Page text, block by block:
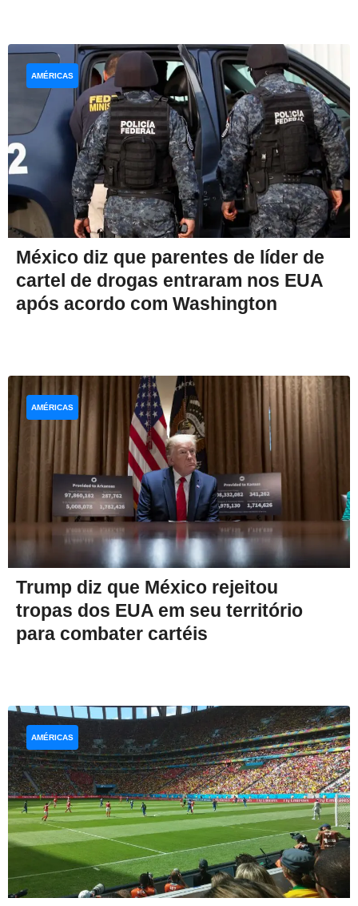
México diz que parentes de líder de
cartel de drogas entraram nos EUA
após acordo com Washington
AMÉRICAS
Trump diz que México rejeitou
tropas dos EUA em seu território
para combater cartéis
AMÉRICAS
AMÉRICAS